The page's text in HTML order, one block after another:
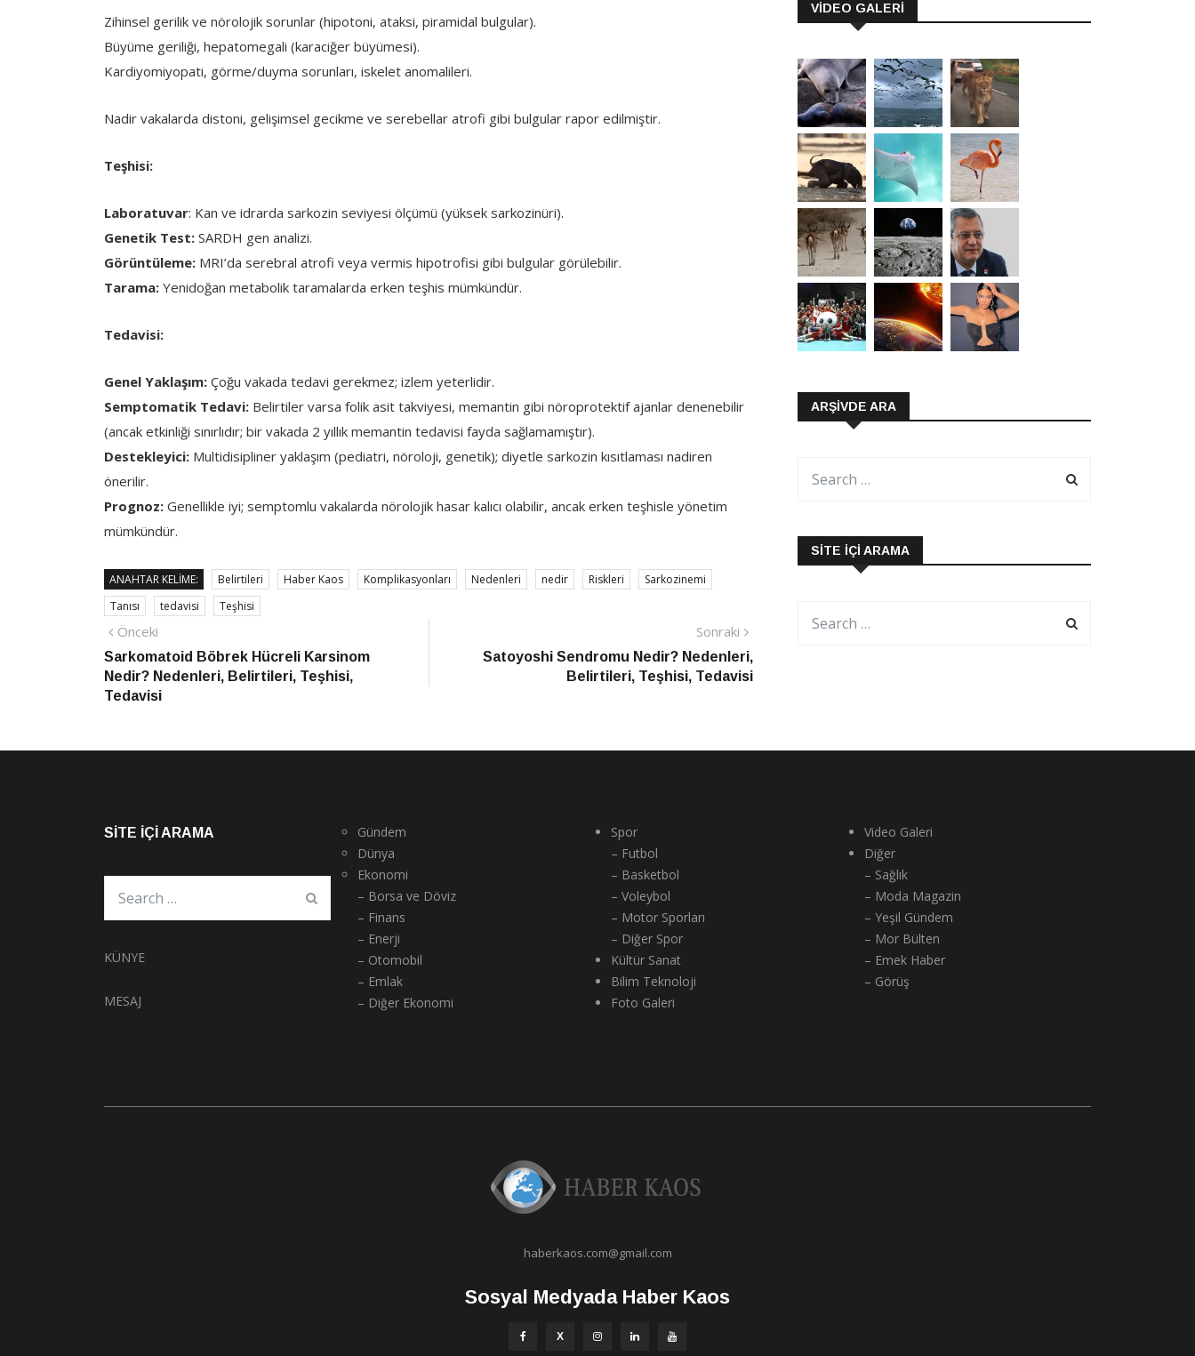
Zihinsel gerilik ve nörolojik sorunlar (hipotoni, ataksi, piramidal bulgular).
Büyüme geriliği, hepatomegali (karaciğer büyümesi).
Kardiyomiyopati, görme/duyma sorunları, iskelet anomalileri.
Nadir vakalarda distoni, gelişimsel gecikme ve serebellar atrofi gibi bulgular rapor edilmiştir.
Teşhisi:
Laboratuvar: Kan ve idrarda sarkozin seviyesi ölçümü (yüksek sarkozinüri).
Genetik Test: SARDH gen analizi.
Görüntüleme: MRI’da serebral atrofi veya vermis hipotrofisi gibi bulgular görülebilir.
Tarama: Yenidoğan metabolik taramalarda erken teşhis mümkündür.
Tedavisi:
Genel Yaklaşım: Çoğu vakada tedavi gerekmez; izlem yeterlidir.
Semptomatik Tedavi: Belirtiler varsa folik asit takviyesi, memantin gibi nöroprotektif ajanlar denenebilir
(ancak etkinliği sınırlıdır; bir vakada 2 yıllık memantin tedavisi fayda sağlamamıştır).
Destekleyici: Multidisipliner yaklaşım (pediatri, nöroloji, genetik); diyetle sarkozin kısıtlaması nadiren
önerilir.
Prognoz: Genellikle iyi; semptomlu vakalarda nörolojik hasar kalıcı olabilir, ancak erken teşhisle yönetim
mümkündür.
ANAHTAR KELIME: Belirtileri Haber Kaos Komplikasyonları Nedenleri nedir Riskleri
Sarkozinemi
Tanısı
tedavisi Teşhisi
Yazı
gezinmesi
Önceki
haber
Sarkomatoid Böbrek Hücreli Karsinom
Nedir? Nedenleri, Belirtileri, Teşhisi,
Tedavisi
Sonraki
Haber
Satoyoshi Sendromu Nedir? Nedenleri,
Belirtileri, Teşhisi, Tedavisi
VİDEO GALERİ
ARŞIVDE ARA
SITE İÇI ARAMA
SITE İÇI ARAMA
KÜNYE
MESAJ
Gündem
Dünya
Ekonomi
– Borsa ve Döviz
– Finans
– Enerji
– Otomobil
– Emlak
– Diğer Ekonomi
Spor
– Futbol
– Basketbol
– Voleybol
– Motor Sporları
– Diğer Spor
Kültür Sanat
Bilim Teknoloji
Foto Galeri
Video Galeri
Diğer
– Sağlık
– Moda Magazin
– Yeşil Gündem
– Mor Bülten
– Emek Haber
– Görüş
haberkaos.com@gmail.com
Sosyal Medyada Haber Kaos